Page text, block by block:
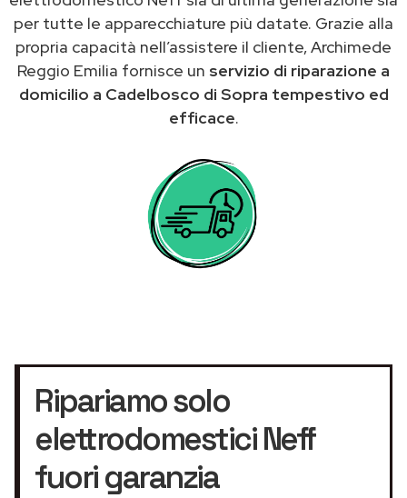
per tutte le apparecchiature più datate. Grazie alla
propria capacità nell’assistere il cliente, Archimede
Reggio Emilia fornisce un servizio di riparazione a
domicilio a Cadelbosco di Sopra tempestivo ed
efficace.
Ripariamo solo
elettrodomestici Neff
fuori garanzia